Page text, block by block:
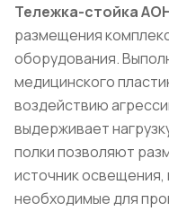
Тележка-стойка
размещения
оборудования.
медицинского
воздействию
выдерживает
полки позволяют
источник
необходимые для